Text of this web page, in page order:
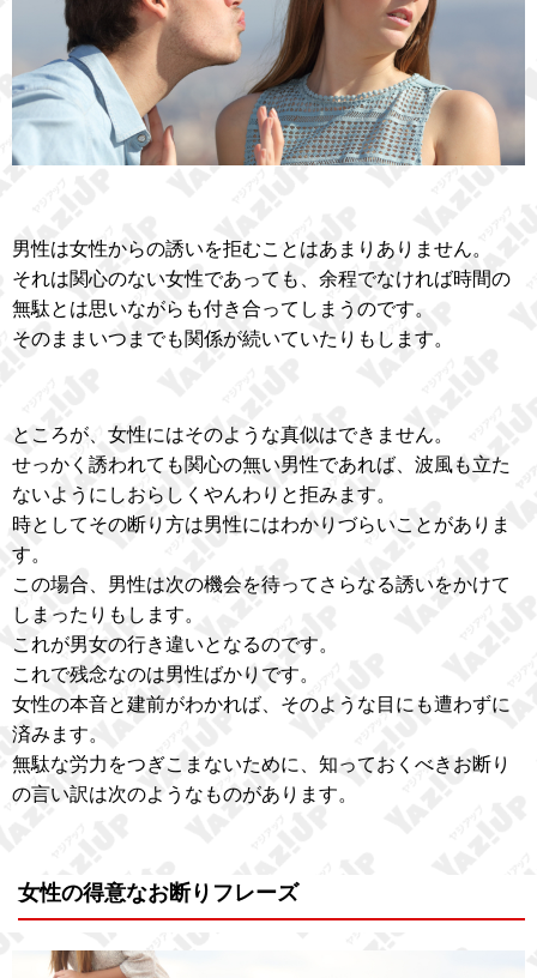
男性は女性からの誘いを拒むことはあまりありません。
それは関心のない女性であっても、余程でなければ時間の
無駄とは思いながらも付き合ってしまうのです。
そのままいつまでも関係が続いていたりもします。
ところが、女性にはそのような真似はできません。
せっかく誘われても関心の無い男性であれば、波風も立た
ないようにしおらしくやんわりと拒みます。
時としてその断り方は男性にはわかりづらいことがありま
す。
この場合、男性は次の機会を待ってさらなる誘いをかけて
しまったりもします。
これが男女の行き違いとなるのです。
これで残念なのは男性ばかりです。
女性の本音と建前がわかれば、そのような目にも遭わずに
済みます。
無駄な労力をつぎこまないために、知っておくべきお断り
の言い訳は次のようなものがあります。
女性の得意なお断りフレーズ